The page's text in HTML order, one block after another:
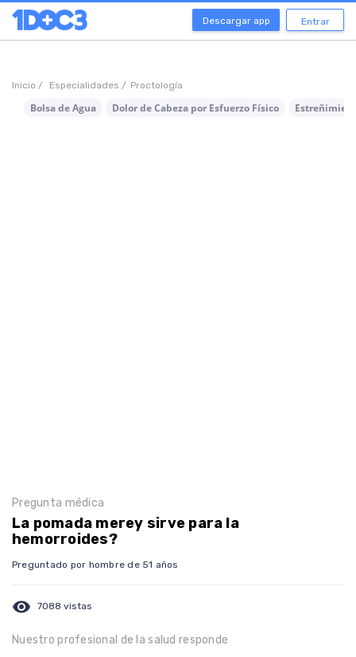
Descargar app Entrar
Inicio / Especialidades / Proctología
Bolsa de Agua Dolor de Cabeza por Esfuerzo Físico
Pregunta médica
La pomada merey sirve para la
hemorroides?
Preguntado por hombre de 51 años
visibility 7088 vistas
Nuestro profesional de la salud responde